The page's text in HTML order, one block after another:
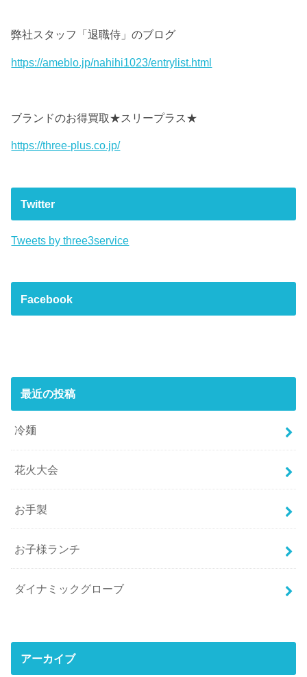
弊社スタッフ「退職侍」のブログ
https://ameblo.jp/nahihi1023/entrylist.html
ブランドのお得買取★スリープラス★
https://three-plus.co.jp/
Twitter
Tweets by three3service
Facebook
最近の投稿
冷麺
花火大会
お手製
お子様ランチ
ダイナミックグローブ
アーカイブ